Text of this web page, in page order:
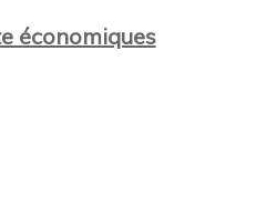
économiques